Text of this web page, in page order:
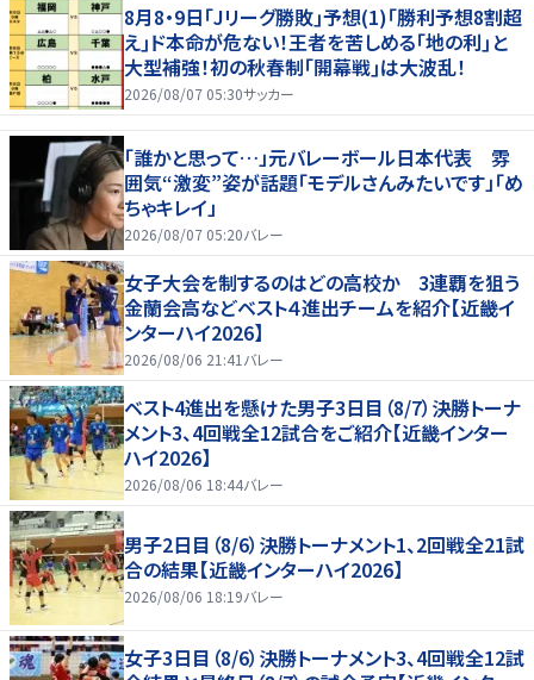
8月8・9日｢Jリーグ勝敗｣予想(1)｢勝利予想8割超
え｣ド本命が危ない！王者を苦しめる｢地の利｣と
大型補強！初の秋春制｢開幕戦｣は大波乱！
2026/08/07 05:30サッカー
「誰かと思って…」元バレーボール日本代表 雰
囲気“激変”姿が話題「モデルさんみたいです」「め
ちゃキレイ」
2026/08/07 05:20バレー
女子大会を制するのはどの高校か 3連覇を狙う
金蘭会高などベスト４進出チームを紹介【近畿イ
ンターハイ2026】
2026/08/06 21:41 バレー
ベスト4進出を懸けた男子3日目（8/7）決勝トーナ
メント3、4回戦全12試合をご紹介【近畿インター
ハイ2026】
2026/08/06 18:44バレー
男子2日目（8/6）決勝トーナメント1、2回戦全21試
合の結果【近畿インターハイ2026】
2026/08/06 18:19バレー
女子3日目（8/6）決勝トーナメント3、4回戦全12試